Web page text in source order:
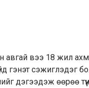
авгай вээ 18 жил
гэнэт
дэгээдэж өөрөө